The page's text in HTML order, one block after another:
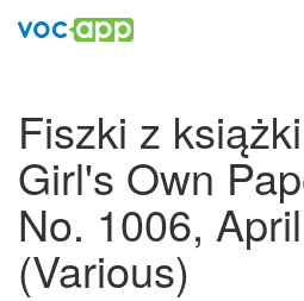
Fiszki z
Girl's Own
No. 1006,
(Various)